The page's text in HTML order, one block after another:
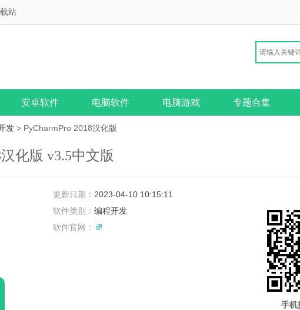
站
安卓软件 电脑软件 电脑游戏 专题合集
发 > PyCharmPro 2018汉化版
化版 v3.5中文版
更新日期： 2023-04-10 10:15:11
软件类别： 编程开发
软件官网：
手机